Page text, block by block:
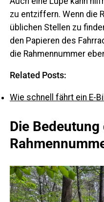
zu entziffern. Wenn die
üblichen Stellen zu
den Papieren des
die Rahmennummer
Related Posts:
Wie schnell fährt ein E-
Die Bedeutung